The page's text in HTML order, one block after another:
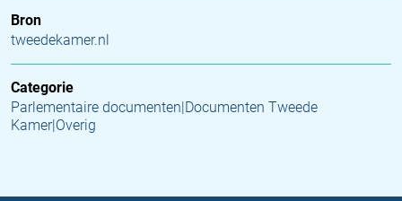
Bron
tweedekamer.nl
Categorie
Parlementaire documenten|Documenten Tweede
Kamer|Overig